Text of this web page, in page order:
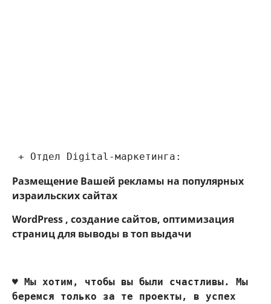
+ Отдел Digital-маркетинга:
Размещение Вашей рекламы на популярных
израильских сайтах
WordPress , создание сайтов, оптимизация
страниц для выводы в топ выдачи
♥ Мы хотим, чтобы вы были счастливы. Мы
беремся только за те проекты, в успех